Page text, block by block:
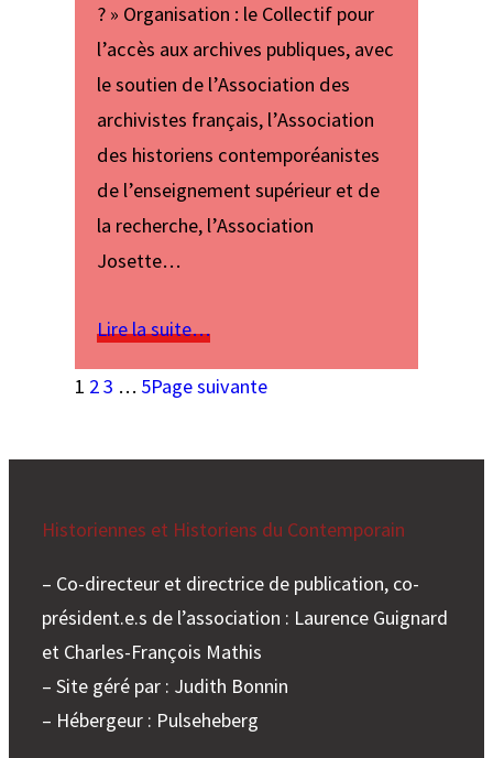
? » Organisation : le Collectif pour
l’accès aux archi­ves publi­ques, avec
le sou­tien de l’Association des
archi­vis­tes fran­çais, l’Association
des his­to­riens contem­po­réa­nis­tes
de l’ensei­gne­ment supé­rieur et de
la recher­che, l’Association
Josette…
Lire la suite…
1 23 … 5Page suivante
Historiennes et Historiens du Contemporain
– Co-directeur et directrice de publication, co-
président.e.s de l’association : Laurence Guignard
et Charles-François Mathis
– Site géré par : Judith Bonnin
– Hébergeur : Pulseheberg